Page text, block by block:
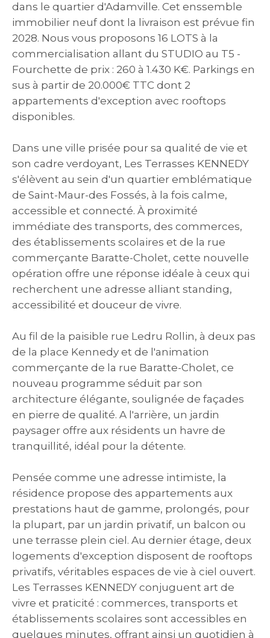
dans le quartier d'Adamville. Cet enssemble
immobilier neuf dont la livraison est prévue fin
2028. Nous vous proposons 16 LOTS à la
commercialisation allant du STUDIO au T5 -
Fourchette de prix : 260 à 1.430 K€. Parkings en
sus à partir de 20.000€ TTC dont 2
appartements d'exception avec rooftops
disponibles.
Dans une ville prisée pour sa qualité de vie et
son cadre verdoyant, Les Terrasses KENNEDY
s'élèvent au sein d'un quartier emblématique
de Saint-Maur-des Fossés, à la fois calme,
accessible et connecté. À proximité
immédiate des transports, des commerces,
des établissements scolaires et de la rue
commerçante Baratte-Cholet, cette nouvelle
opération offre une réponse idéale à ceux qui
recherchent une adresse alliant standing,
accessibilité et douceur de vivre.
Au fil de la paisible rue Ledru Rollin, à deux pas
de la place Kennedy et de l'animation
commerçante de la rue Baratte-Cholet, ce
nouveau programme séduit par son
architecture élégante, soulignée de façades
en pierre de qualité. A l'arrière, un jardin
paysager offre aux résidents un havre de
tranquillité, idéal pour la détente.
Pensée comme une adresse intimiste, la
résidence propose des appartements aux
prestations haut de gamme, prolongés, pour
la plupart, par un jardin privatif, un balcon ou
une terrasse plein ciel. Au dernier étage, deux
logements d'exception disposent de rooftops
privatifs, véritables espaces de vie à ciel ouvert.
Les Terrasses KENNEDY conjuguent art de
vivre et praticité : commerces, transports et
établissements scolaires sont accessibles en
quelques minutes, offrant ainsi un quotidien à